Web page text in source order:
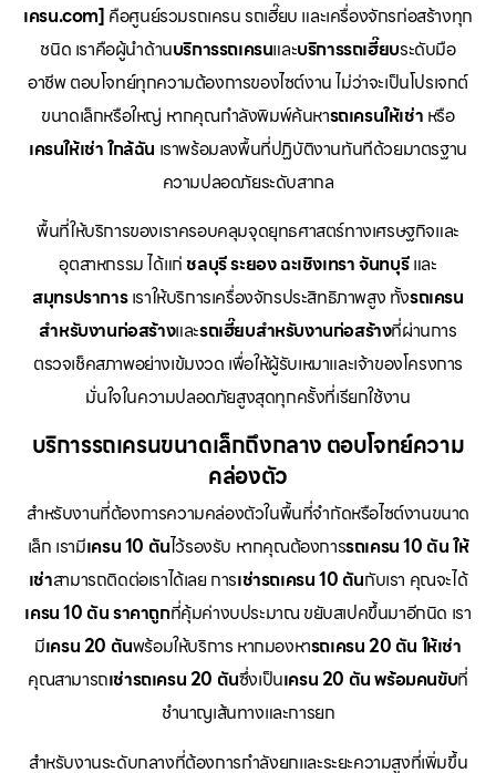
เครน.com] คือศูนย์รวมรถเครน รถเฮี๊ยบ และเครื่องจักรก่อสร้างทุก
ชนิด เราคือผู้นำด้านบริการรถเครนและบริการรถเฮี๊ยบระดับมือ
อาชีพ ตอบโจทย์ทุกความต้องการของไซต์งาน ไม่ว่าจะเป็นโปรเจกต์
ขนาดเล็กหรือใหญ่ หากคุณกำลังพิมพ์ค้นหารถเครนให้เช่า หรือ
เครนให้เช่าใกล้ฉัน เราพร้อมลงพื้นที่ปฏิบัติงานทันทีด้วยมาตรฐาน
ความปลอดภัยระดับสากล
พื้นที่ให้บริการของเราครอบคลุมจุดยุทธศาสตร์ทางเศรษฐกิจและ
อุตสาหกรรม ได้แก่ชลบุรีระยองฉะเชิงเทราจันทบุรีและ
สมุทรปราการเราให้บริการเครื่องจักรประสิทธิภาพสูง ทั้งรถเครน
สำหรับงานก่อสร้างและรถเฮี๊ยบสำหรับงานก่อสร้างที่ผ่านการ
ตรวจเช็คสภาพอย่างเข้มงวด เพื่อให้ผู้รับเหมาและเจ้าของโครงการ
มั่นใจในความปลอดภัยสูงสุดทุกครั้งที่เรียกใช้งาน
บริการรถเครนขนาดเล็กถึงกลาง ตอบโจทย์ความ
คล่องตัว
สำหรับงานที่ต้องการความคล่องตัวในพื้นที่จำกัดหรือไซต์งานขนาด
เล็ก เรามีเครน 10 ตันไว้รองรับ หากคุณต้องการรถเครน 10 ตัน ให้
เช่าสามารถติดต่อเราได้เลย การเช่ารถเครน 10 ตันกับเรา คุณจะได้
เครน 10 ตัน ราคาถูกที่คุ้มค่างบประมาณ ขยับสเปคขึ้นมาอีกนิด เรา
มีเครน 20 ตันพร้อมให้บริการ หากมองหารถเครน 20 ตัน ให้เช่า
คุณสามารถเช่ารถเครน 20 ตันซึ่งเป็นเครน 20 ตัน พร้อมคนขับที่
ชำนาญเส้นทางและการยก
สำหรับงานระดับกลางที่ต้องการกำลังยกและระยะความสูงที่เพิ่มขึ้น